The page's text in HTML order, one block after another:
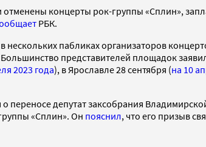
отменены концерты рок-группы «Сплин»,
РБК.
в нескольких пабликах организаторов
представителей площадок
2023 года), в Ярославле 28 сентября (на 10
переносе депутат заксобрания
«Сплин». Он пояснил, что его призыв